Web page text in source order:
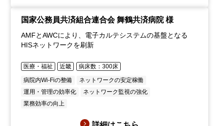
国家公務員共済組合連合会 舞鶴共済病院 様
AMFとAWCにより、電子カルテシステムの基盤となる
HISネットワークを刷新
医療・福祉 近畿
病床数：300床
病院内Wi-Fiの整備
ネットワークの安定稼働
運用・管理の効率化
ネットワーク監視の強化
業務効率の向上